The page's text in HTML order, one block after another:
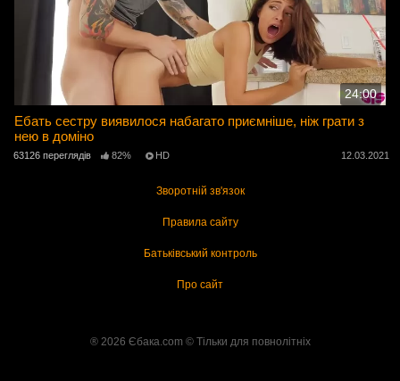
24:00
Ебать сестру виявилося набагато приємніше, ніж грати з
нею в доміно
63126 переглядів 82% HD 12.03.2021
Зворотній зв'язок
Правила сайту
Батьківський контроль
Про сайт
® 2026 Єбака.com ©️ Тільки для повнолітніх